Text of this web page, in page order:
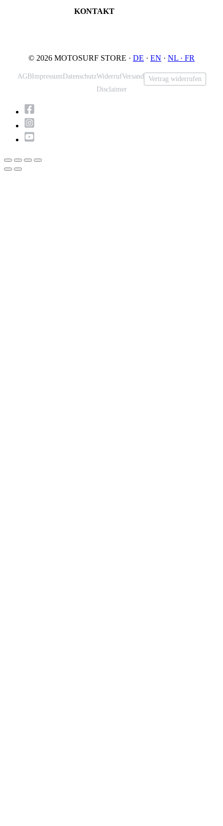
KONTAKT
© 2026 MOTOSURF STORE · DE · EN · NL · FR
AGBImpressum DatenschutzWiderrufVersand
Vertrag widerrufen
Disclaimer
Nach
oben